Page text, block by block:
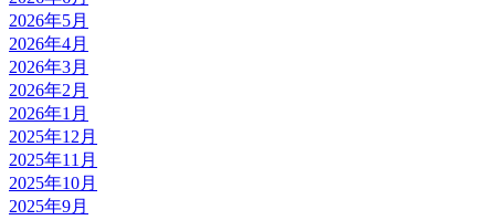
2026年5月
2026年4月
2026年3月
2026年2月
2026年1月
2025年12月
2025年11月
2025年10月
2025年9月